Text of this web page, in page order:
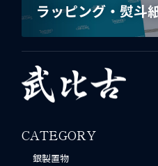
ラッピング・熨斗
CATEGORY
銀製置物